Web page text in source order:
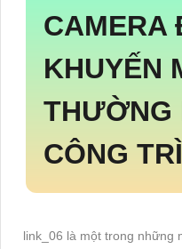
CAMERA
KHUYẾN
THƯỜNG
CÔNG
link_06 là một trong những